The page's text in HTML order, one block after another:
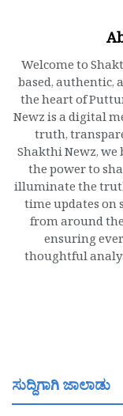
Welcome to
based, authentic,
the heart of
Newz is a digital
truth,
Shakthi Newz,
the power to
illuminate the
time updates on
from around
ensuring
thoughtful
ಸುದ್ದಿಗಾಗಿ ಜಾಲಾಡು